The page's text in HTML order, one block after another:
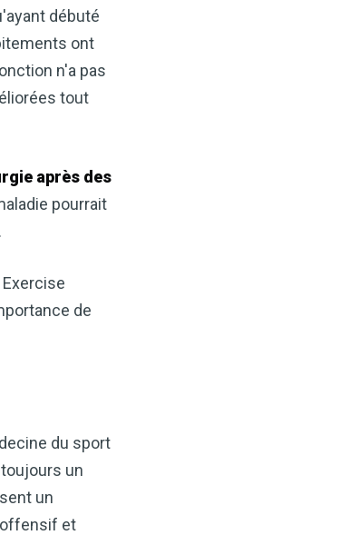
débuté
ont
n'a pas
tout
après des
pourrait
de
du sport
un
un
et